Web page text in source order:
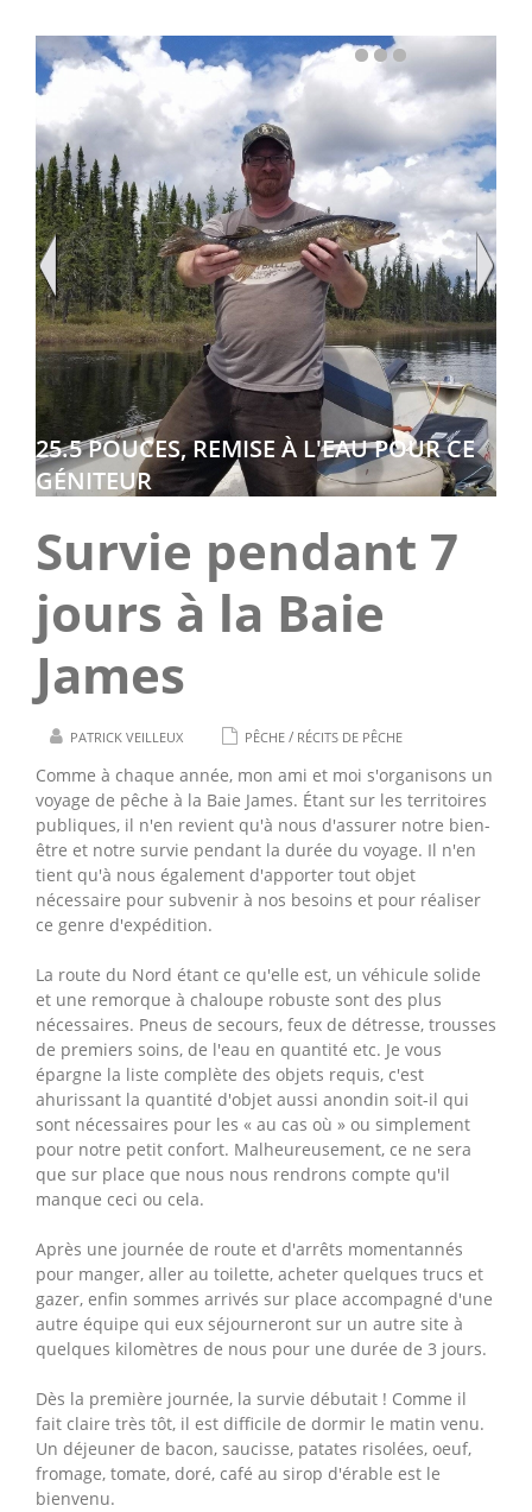
25.5 POUCES, REMISE À L'EAU POUR CE
GÉNITEUR
Survie pendant 7
jours à la Baie
James
PATRICK VEILLEUX PÊCHE / RÉCITS DE PÊCHE
Comme à chaque année, mon ami et moi s'organisons un
voyage de pêche à la Baie James. Étant sur les territoires
publiques, il n'en revient qu'à nous d'assurer notre bien-
être et notre survie pendant la durée du voyage. Il n'en
tient qu'à nous également d'apporter tout objet
nécessaire pour subvenir à nos besoins et pour réaliser
ce genre d'expédition.
La route du Nord étant ce qu'elle est, un véhicule solide
et une remorque à chaloupe robuste sont des plus
nécessaires. Pneus de secours, feux de détresse, trousses
de premiers soins, de l'eau en quantité etc. Je vous
épargne la liste complète des objets requis, c'est
ahurissant la quantité d'objet aussi anondin soit-il qui
sont nécessaires pour les « au cas où » ou simplement
pour notre petit confort. Malheureusement, ce ne sera
que sur place que nous nous rendrons compte qu'il
manque ceci ou cela.
Après une journée de route et d'arrêts momentannés
pour manger, aller au toilette, acheter quelques trucs et
gazer, enfin sommes arrivés sur place accompagné d'une
autre équipe qui eux séjourneront sur un autre site à
quelques kilomètres de nous pour une durée de 3 jours.
Dès la première journée, la survie débutait ! Comme il
fait claire très tôt, il est difficile de dormir le matin venu.
Un déjeuner de bacon, saucisse, patates risolées, oeuf,
fromage, tomate, doré, café au sirop d'érable est le
bienvenu.